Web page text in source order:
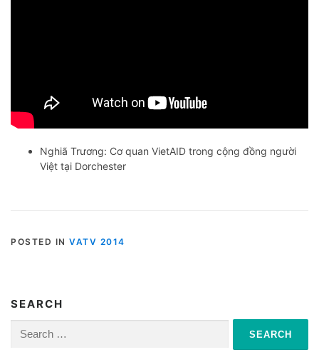
Nghiã Trương: Cơ quan VietAID trong cộng đồng người
Việt tại Dorchester
POSTED IN VATV 2014
SEARCH
for: